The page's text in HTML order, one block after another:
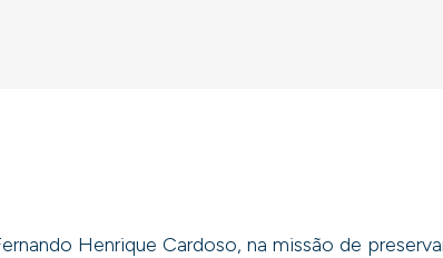
Henrique Cardoso, na missão de